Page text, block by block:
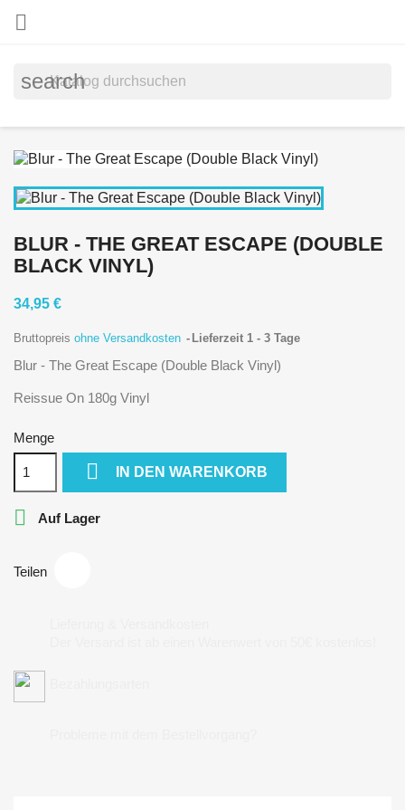

search
BLUR - THE GREAT ESCAPE (DOUBLE
BLACK VINYL)
34,95 €
Bruttopreis ohne Versandkosten Lieferzeit 1 - 3 Tage
Blur - The Great Escape (Double Black Vinyl)
Reissue On 180g Vinyl
Menge
 IN DEN WARENKORB
 Auf Lager
Teilen